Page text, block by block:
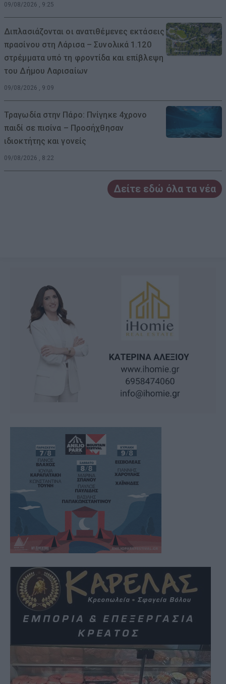
09/08/2026 , 9:25
Διπλασιάζονται οι ανατιθέμενες εκτάσεις
πρασίνου στη Λάρισα – Συνολικά 1.120
στρέμματα υπό τη φροντίδα και επίβλεψη
του Δήμου Λαρισαίων
09/08/2026 , 9:09
Τραγωδία στην Πάρο: Πνίγηκε 4χρονο
παιδί σε πισίνα – Προσήχθησαν
ιδιοκτήτης και γονείς
09/08/2026 , 8:22
Δείτε εδώ όλα τα νέα